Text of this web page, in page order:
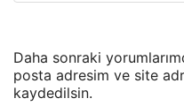
Daha sonraki
posta adresim ve site
kaydedilsin.